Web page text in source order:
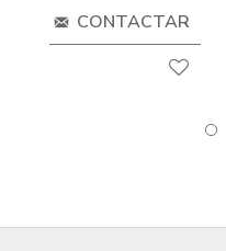
CONTACTAR